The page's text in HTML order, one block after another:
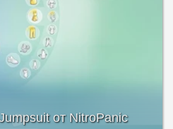
от NitroPanic